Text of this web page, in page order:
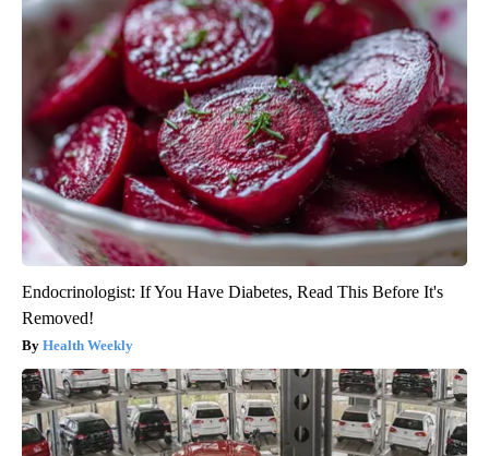
Endocrinologist: If You Have Diabetes, Read This Before It's
Removed!
Health Weekly